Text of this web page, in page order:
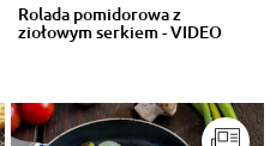
Rolada pomidorowa z
ziołowym serkiem - VIDEO